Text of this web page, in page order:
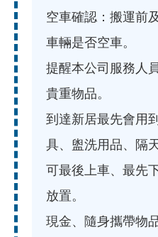
空車確認：搬運前
車輛是否空車。
提醒本公司服務人
貴重物品。
到達新居最先會用
具、盥洗用品、隔
可最後上車、最先
放置。
現金、隨身攜帶物